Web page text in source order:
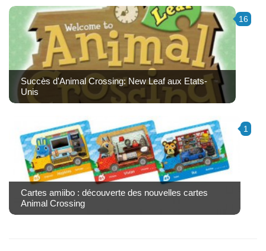
16
Succès d'Animal Crossing: New Leaf aux Etats-
Unis
1
Cartes amiibo : découverte des nouvelles cartes
Animal Crossing